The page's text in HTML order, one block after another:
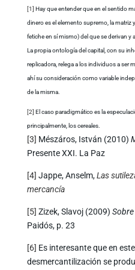
[1] Hay que entender que en el sentido
dinero es el elemento supremo, la
fetiche en sí mismo) del que se derivan y
La propia ontología del capital, con su
replicadora, relega a los individuos a ser
ahí su consideración como variable
de la misma.
[2] El caso paradigmático es la
principalmente, los cereales.
[3] Mészáros, István (2010)
Presente XXI. La Paz
[4] Jappe, Anselm,Las
mercancía
[5] Zizek, Slavoj (2009)
Paidós, p. 23
[6] Es interesante que en
desmercantilización se